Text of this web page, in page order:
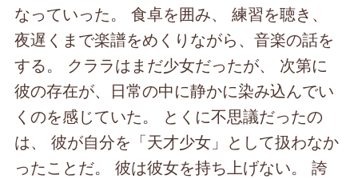
なっていった。 食卓を囲み、 練習を聴き、
夜遅くまで楽譜をめくりながら、音楽の話を
する。 クララはまだ少女だったが、 次第に
彼の存在が、日常の中に静かに染み込んでい
くのを感じていた。 とくに不思議だったの
は、 彼が自分を「天才少女」として扱わなか
ったことだ。 彼は彼女を持ち上げない。 誇